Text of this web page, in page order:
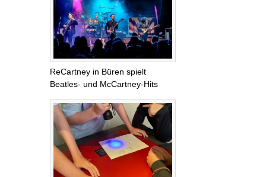
ReCartney in Büren spielt
Beatles- und McCartney-Hits